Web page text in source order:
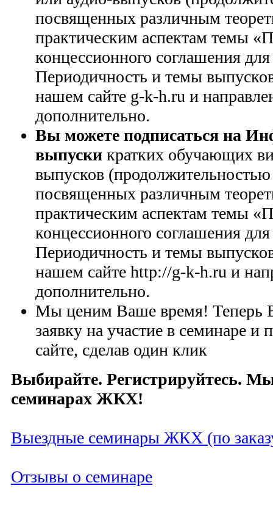
посвященных различным
практическим аспектам темы
концессионного соглашения
Периодичность и темы
нашем сайте g-k-h.ru и
дополнительно.
Вы можете подписаться на
выпуски кратких обучающих
выпусков
посвященных различным
практическим аспектам темы
концессионного соглашения
Периодичность и темы
нашем сайте http://g-k-h.ru и
дополнительно.
Мы ценим Ваше время! Теперь
заявку на участие в семинаре и
сайте, сделав один клик
Выбирайте. Регистрируйтесь.
семинарах ЖКХ!
Выездные семинары ЖКХ (по
Отзывы о семинаре